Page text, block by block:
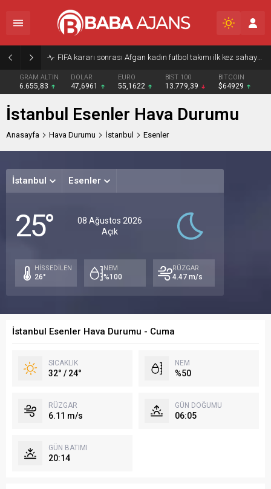
FIFA kararı sonrası Afgan kadın futbol takımı ilk kez sahaya çıktı
GRAM ALTIN
6.655,83
DOLAR
47,6961
EURO
55,1622
BIST 100
13.779,39
BITCOIN
$64929
İstanbul Esenler Hava Durumu
Anasayfa Hava Durumu İstanbul Esenler
İstanbul Esenler
25°
08 Ağustos 2026
Açık
HİSSEDİLEN
26°
NEM
%100
RÜZGAR
4.47 m/s
İstanbul Esenler Hava Durumu - Cuma
SICAKLIK
32° / 24°
NEM
%50
RÜZGAR
6.11 m/s
GÜN DOĞUMU
06:05
GÜN BATIMI
20:14